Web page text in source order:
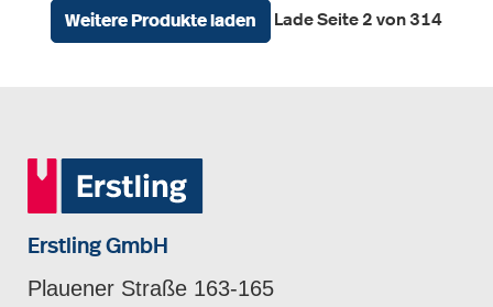
Weitere Produkte laden Lade Seite 2 von 314
Erstling GmbH
Plauener Straße 163-165